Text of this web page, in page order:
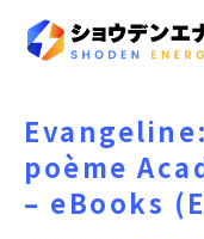
poème
– eBooks